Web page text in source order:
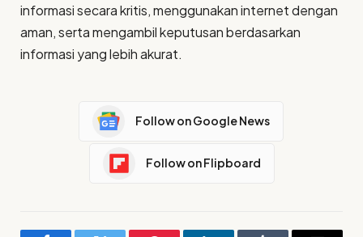
informasi secara kritis, menggunakan internet dengan
aman, serta mengambil keputusan berdasarkan
informasi yang lebih akurat.
Follow on Google News
Follow on Flipboard